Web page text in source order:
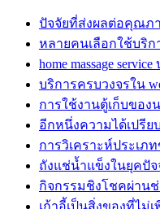
ปัจจัยที่ส่งผลต่อคุณภ
หลายคนเลือกใช้บริก
home massage
บริการครบวงจรใน
การใช้งานตู้เก็บขอ
อีกหนึ่งความได้เปรียบ
การวิเคราะห์ประเภ
ถังแช่น้ำแข็งในยุคปั
กิจกรรมชิงโชคผ่าน